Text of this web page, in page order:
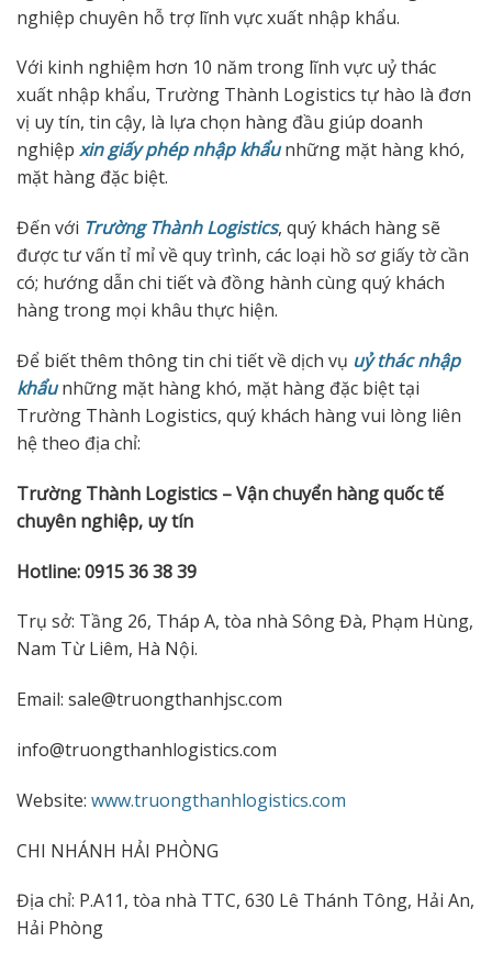
nghiệp chuyên hỗ trợ lĩnh vực xuất nhập khẩu.
Với kinh nghiệm hơn 10 năm trong lĩnh vực uỷ thác
xuất nhập khẩu, Trường Thành Logistics tự hào là đơn
vị uy tín, tin cậy, là lựa chọn hàng đầu giúp doanh
nghiệp xin giấy phép nhập khẩunhững mặt hàng khó,
mặt hàng đặc biệt.
Đến với Trường Thành Logistics, quý khách hàng sẽ
được tư vấn tỉ mỉ về quy trình, các loại hồ sơ giấy tờ cần
có; hướng dẫn chi tiết và đồng hành cùng quý khách
hàng trong mọi khâu thực hiện.
Để biết thêm thông tin chi tiết về dịch vụ uỷ thác nhập
khẩunhững mặt hàng khó, mặt hàng đặc biệt tại
Trường Thành Logistics, quý khách hàng vui lòng liên
hệ theo địa chỉ:
Trường Thành Logistics – Vận chuyển hàng quốc tế
chuyên nghiệp, uy tín
Hotline: 0915 36 38 39
Trụ sở: Tầng 26, Tháp A, tòa nhà Sông Đà, Phạm Hùng,
Nam Từ Liêm, Hà Nội.
Email: sale@truongthanhjsc.com
info@truongthanhlogistics.com
Website: www.truongthanhlogistics.com
CHI NHÁNH HẢI PHÒNG
Địa chỉ: P.A11, tòa nhà TTC, 630 Lê Thánh Tông, Hải An,
Hải Phòng